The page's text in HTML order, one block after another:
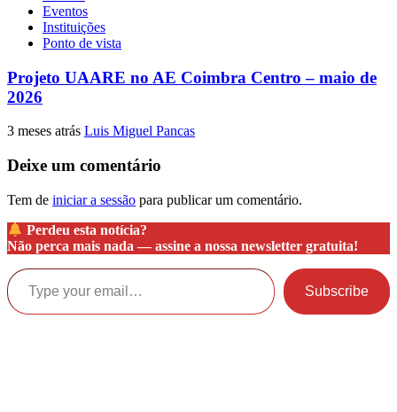
Eventos
Instituições
Ponto de vista
Projeto UAARE no AE Coimbra Centro – maio de
2026
3 meses atrás Luis Miguel Pancas
Deixe um comentário
Tem de iniciar a sessão para publicar um comentário.
Perdeu esta notícia?
Não perca mais nada — assine a nossa newsletter gratuita!
Type your email…
Subscribe